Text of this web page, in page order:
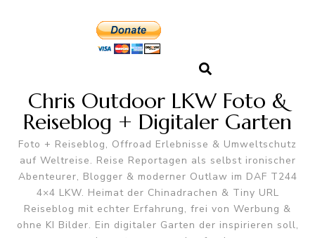
Chris Outdoor LKW Foto &
Reiseblog + Digitaler Garten
Foto + Reiseblog, Offroad Erlebnisse & Umweltschutz
auf Weltreise. Reise Reportagen als selbst ironischer
Abenteurer, Blogger & moderner Outlaw im DAF T244
4×4 LKW. Heimat der Chinadrachen & Tiny URL
Reiseblog mit echter Erfahrung, frei von Werbung &
ohne KI Bilder. Ein digitaler Garten der inspirieren soll,